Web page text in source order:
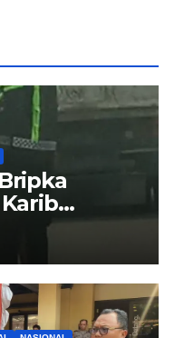
untuk
di KM